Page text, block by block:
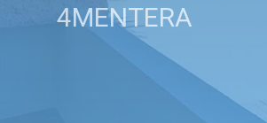
4MENTERA